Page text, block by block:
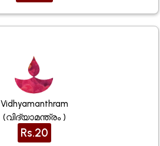
Vidhyamanthram
(വിദ്യാമന്ത്രം )
Rs.20